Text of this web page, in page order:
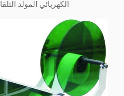
الكهربائي المولد